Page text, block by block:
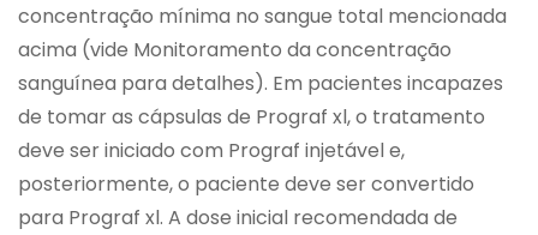
concentração mínima no sangue total mencionada
acima (vide Monitoramento da concentração
sanguínea para detalhes). Em pacientes incapazes
de tomar as cápsulas de Prograf xl, o tratamento
deve ser iniciado com Prograf injetável e,
posteriormente, o paciente deve ser convertido
para Prograf xl. A dose inicial recomendada de